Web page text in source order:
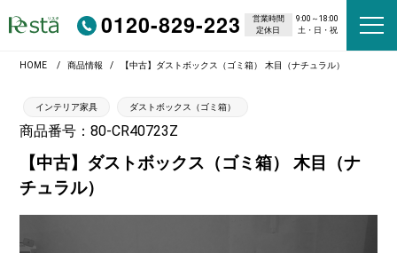
0120-829-223 営業時間
9:00～18:00
定休日
土・日・祝
HOME 商品情報 【中古】ダストボックス（ゴミ箱） 木目（ナチュラル）
インテリア家具 ダストボックス（ゴミ箱）
商品番号：80-CR40723Z
【中古】ダストボックス（ゴミ箱） 木目（ナ
チュラル）